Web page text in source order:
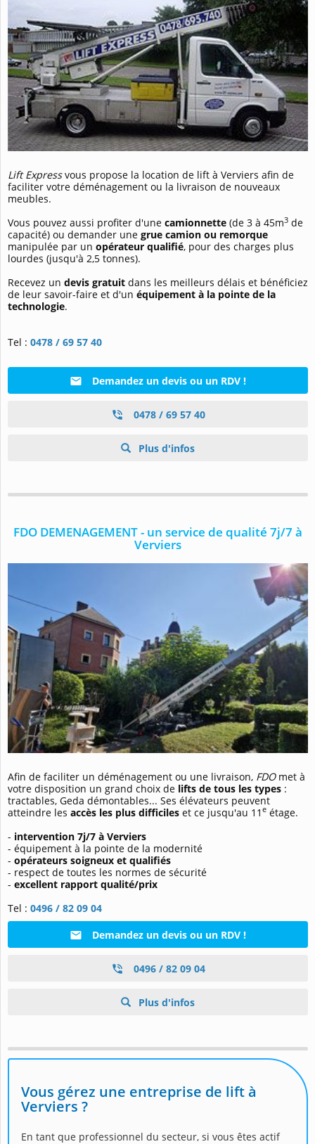
Lift Expressvous propose la location de lift à Verviers afin de
faciliter votre déménagement ou la livraison de nouveaux
meubles.
Vous pouvez aussi profiter d'une camionnette (de 3 à 45m3 de
capacité) ou demander une grue camion ou remorque
manipulée par un opérateur qualifié, pour des charges plus
lourdes (jusqu'à 2,5 tonnes).
Recevez un devis gratuit dans les meilleurs délais et bénéficiez
de leur savoir-faire et d'un équipement à la pointe de la
technologie.
Tel : 0478 / 69 57 40
Demandez un devis ou un RDV !
0478 / 69 57 40
Plus d'infos
FDO DEMENAGEMENT - un service de qualité 7j/7 à
Verviers
Afin de faciliter un déménagement ou une livraison, FDO met à
votre disposition un grand choix de lifts de tous les types :
tractables, Geda démontables... Ses élévateurs peuvent
atteindre les accès les plus difficiles et ce jusqu'au 11 e étage.
- intervention 7j/7 à Verviers
- équipement à la pointe de la modernité
- opérateurs soigneux et qualifiés
- respect de toutes les normes de sécurité
- excellent rapport qualité/prix
Tel : 0496 / 82 09 04
Demandez un devis ou un RDV !
0496 / 82 09 04
Plus d'infos
Vous gérez une entreprise de lift à
Verviers ?
En tant que professionnel du secteur, si vous êtes actif